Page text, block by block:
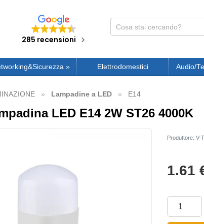
285 recensioni
» Elettrodomestici Audio/
Lampadine a LED E14
LED E14 2W ST26 4000K
Produttore: V-
1.61